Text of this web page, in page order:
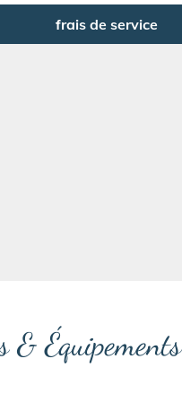
frais de service
& Équipements